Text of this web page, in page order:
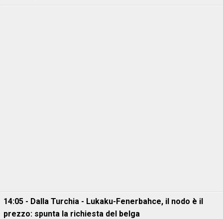
14:05 - Dalla Turchia - Lukaku-Fenerbahce, il nodo è il
prezzo: spunta la richiesta del belga